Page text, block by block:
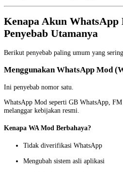
Kenapa Akun
Penyebab Utamanya
Berikut penyebab paling umum yang
Menggunakan WhatsApp Mod
Ini penyebab nomor satu.
WhatsApp Mod seperti GB WhatsApp,
melanggar kebijakan resmi.
Kenapa WA Mod Berbahaya?
Tidak diverifikasi WhatsApp
Mengubah sistem asli aplikasi